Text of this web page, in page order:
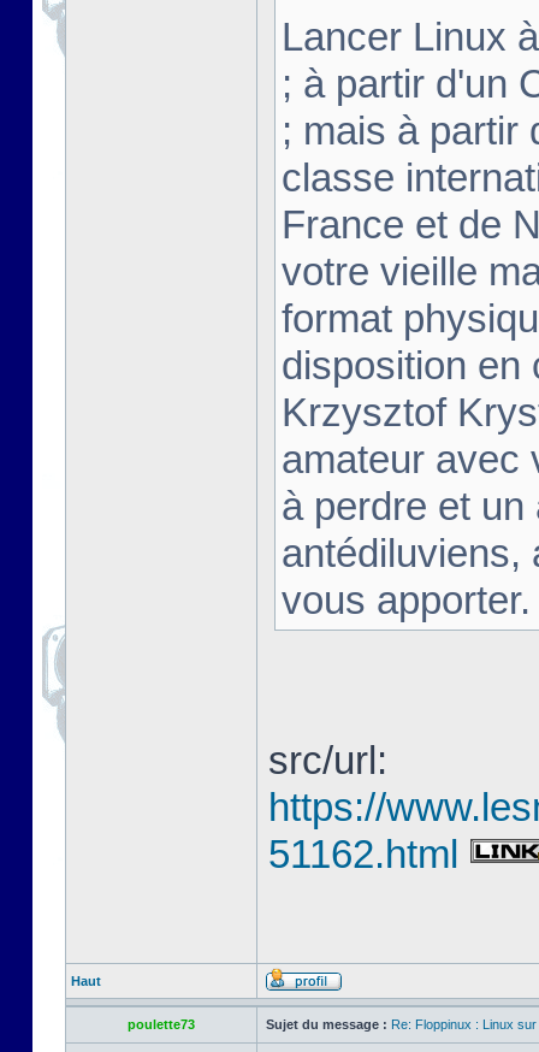
Lancer Linux
; à partir d'un
; mais à partir
classe
France et de
votre vieille
format
disposition en
Krzysztof
amateur avec
à perdre et
antédiluviens,
vous
src/url:
https://
51162.html
Haut
poulette73 Sujet du message : Re: Floppinux : Linux